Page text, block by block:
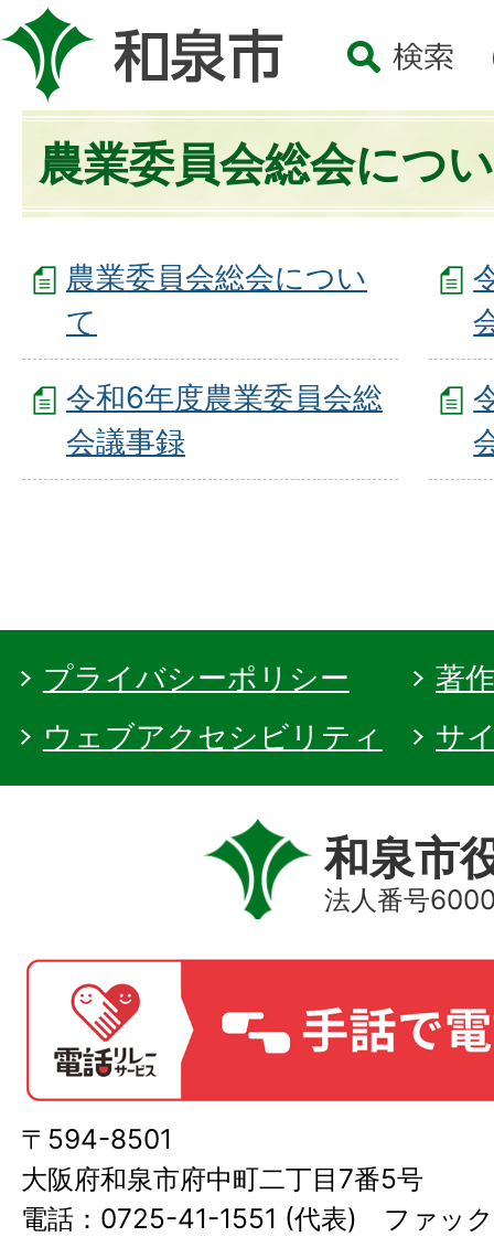
農業委員会総会につ
農業委員会総会につい
て
令和6年度農業委員会総
会議事録
プライバシーポリシー
著
ウェブアクセシビリティ
サ
和泉市
法人番号
〒594-8501
大阪府和泉市府中町二丁目7番5号
電話：0725-41-1551 (代表) ファッ